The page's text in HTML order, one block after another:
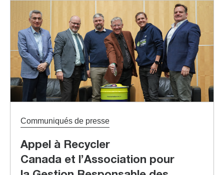
Communiqués de presse
Appel à Recycler
Canada et l’Association pour